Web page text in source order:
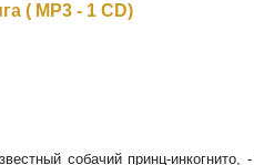
( MP3 - 1 CD)
собачий принц-